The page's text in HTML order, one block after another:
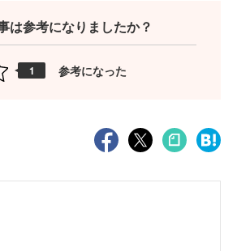
は参考になりましたか？
1 参考になった